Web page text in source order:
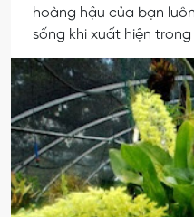
hoàng hậu của bạn
sống khi xuất hiện